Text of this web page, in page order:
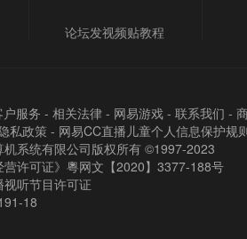
论坛发视频贴教程
户服务 - 相关法律 - 网易游戏 - 联系我们 -
私政策 - 网易CC直播儿童个人信息保护规
机系统有限公司版权所有 ©1997-2023
营许可证》粵网文【2020】3377-188号
听节目许可证
18